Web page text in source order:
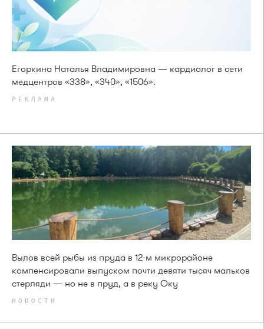
Егоркина Наталья Владимировна — кардиолог в сети
медцентров «338», «340», «1506».
РЕКЛАМА
Вылов всей рыбы из пруда в 12-м микрорайоне
компенсировали выпуском почти девяти тысяч мальков
стерляди — но не в пруд, а в реку Оку
НОВОСТИ